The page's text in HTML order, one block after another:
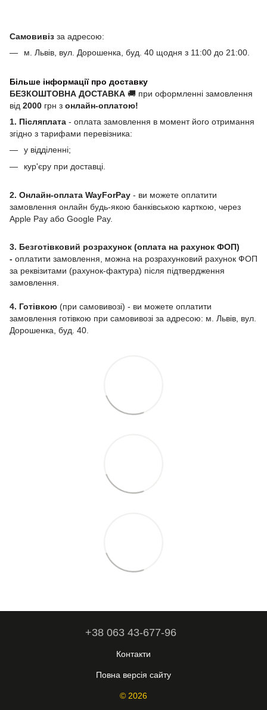
Самовивіз за адресою:
м. Львів, вул. Дорошенка, буд. 40 щодня з 11:00 до 21:00.
Більше інформації про доставку
БЕЗКОШТОВНА ДОСТАВКА 🚚 при оформленні замовлення
від 2000 грн з онлайн-оплатою!
1. Післяплата - оплата замовлення в момент його отримання
згідно з тарифами перевізника:
у відділенні;
кур'єру при доставці.
2. Онлайн-оплата WayForPay - ви можете оплатити
замовлення онлайн будь-якою банківською карткою, через
Apple Pay або Google Pay.
3. Безготівковий розрахунок (оплата на рахунок ФОП)
- оплатити замовлення, можна на розрахунковий рахунок ФОП
за реквізитами (рахунок-фактура) після підтвердження
замовлення.
4. Готівкою (при самовивозі) - ви можете оплатити
замовлення готівкою при самовивозі за адресою: м. Львів, вул.
Дорошенка, буд. 40.
+38 063 43-677-96
Контакти
Повна версія сайту
© 2026